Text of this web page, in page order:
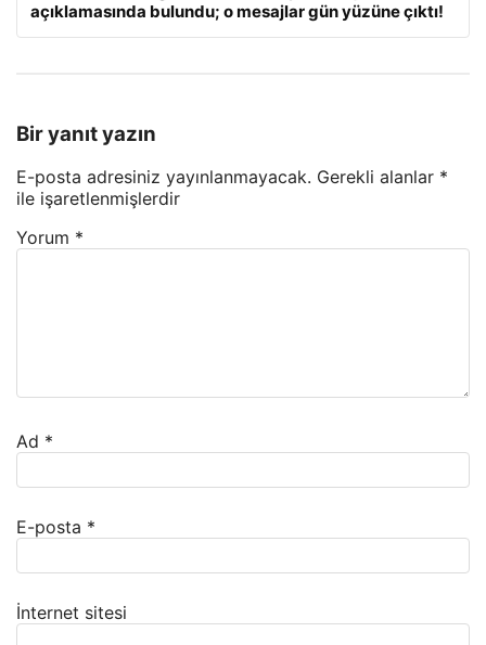
açıklamasında bulundu; o mesajlar gün yüzüne çıktı!
Bir yanıt yazın
E-posta adresiniz yayınlanmayacak. Gerekli alanlar *
ile işaretlenmişlerdir
Yorum *
Ad *
E-posta *
İnternet sitesi